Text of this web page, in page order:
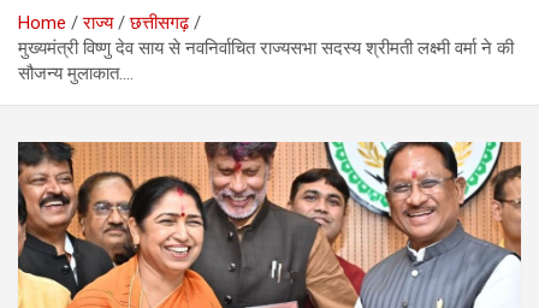
Home राज्य
छत्तीसगढ़
मुख्यमंत्री विष्णु देव साय से नवनिर्वाचित राज्यसभा सदस्य श्रीमती लक्ष्मी वर्मा ने की
सौजन्य मुलाकात….